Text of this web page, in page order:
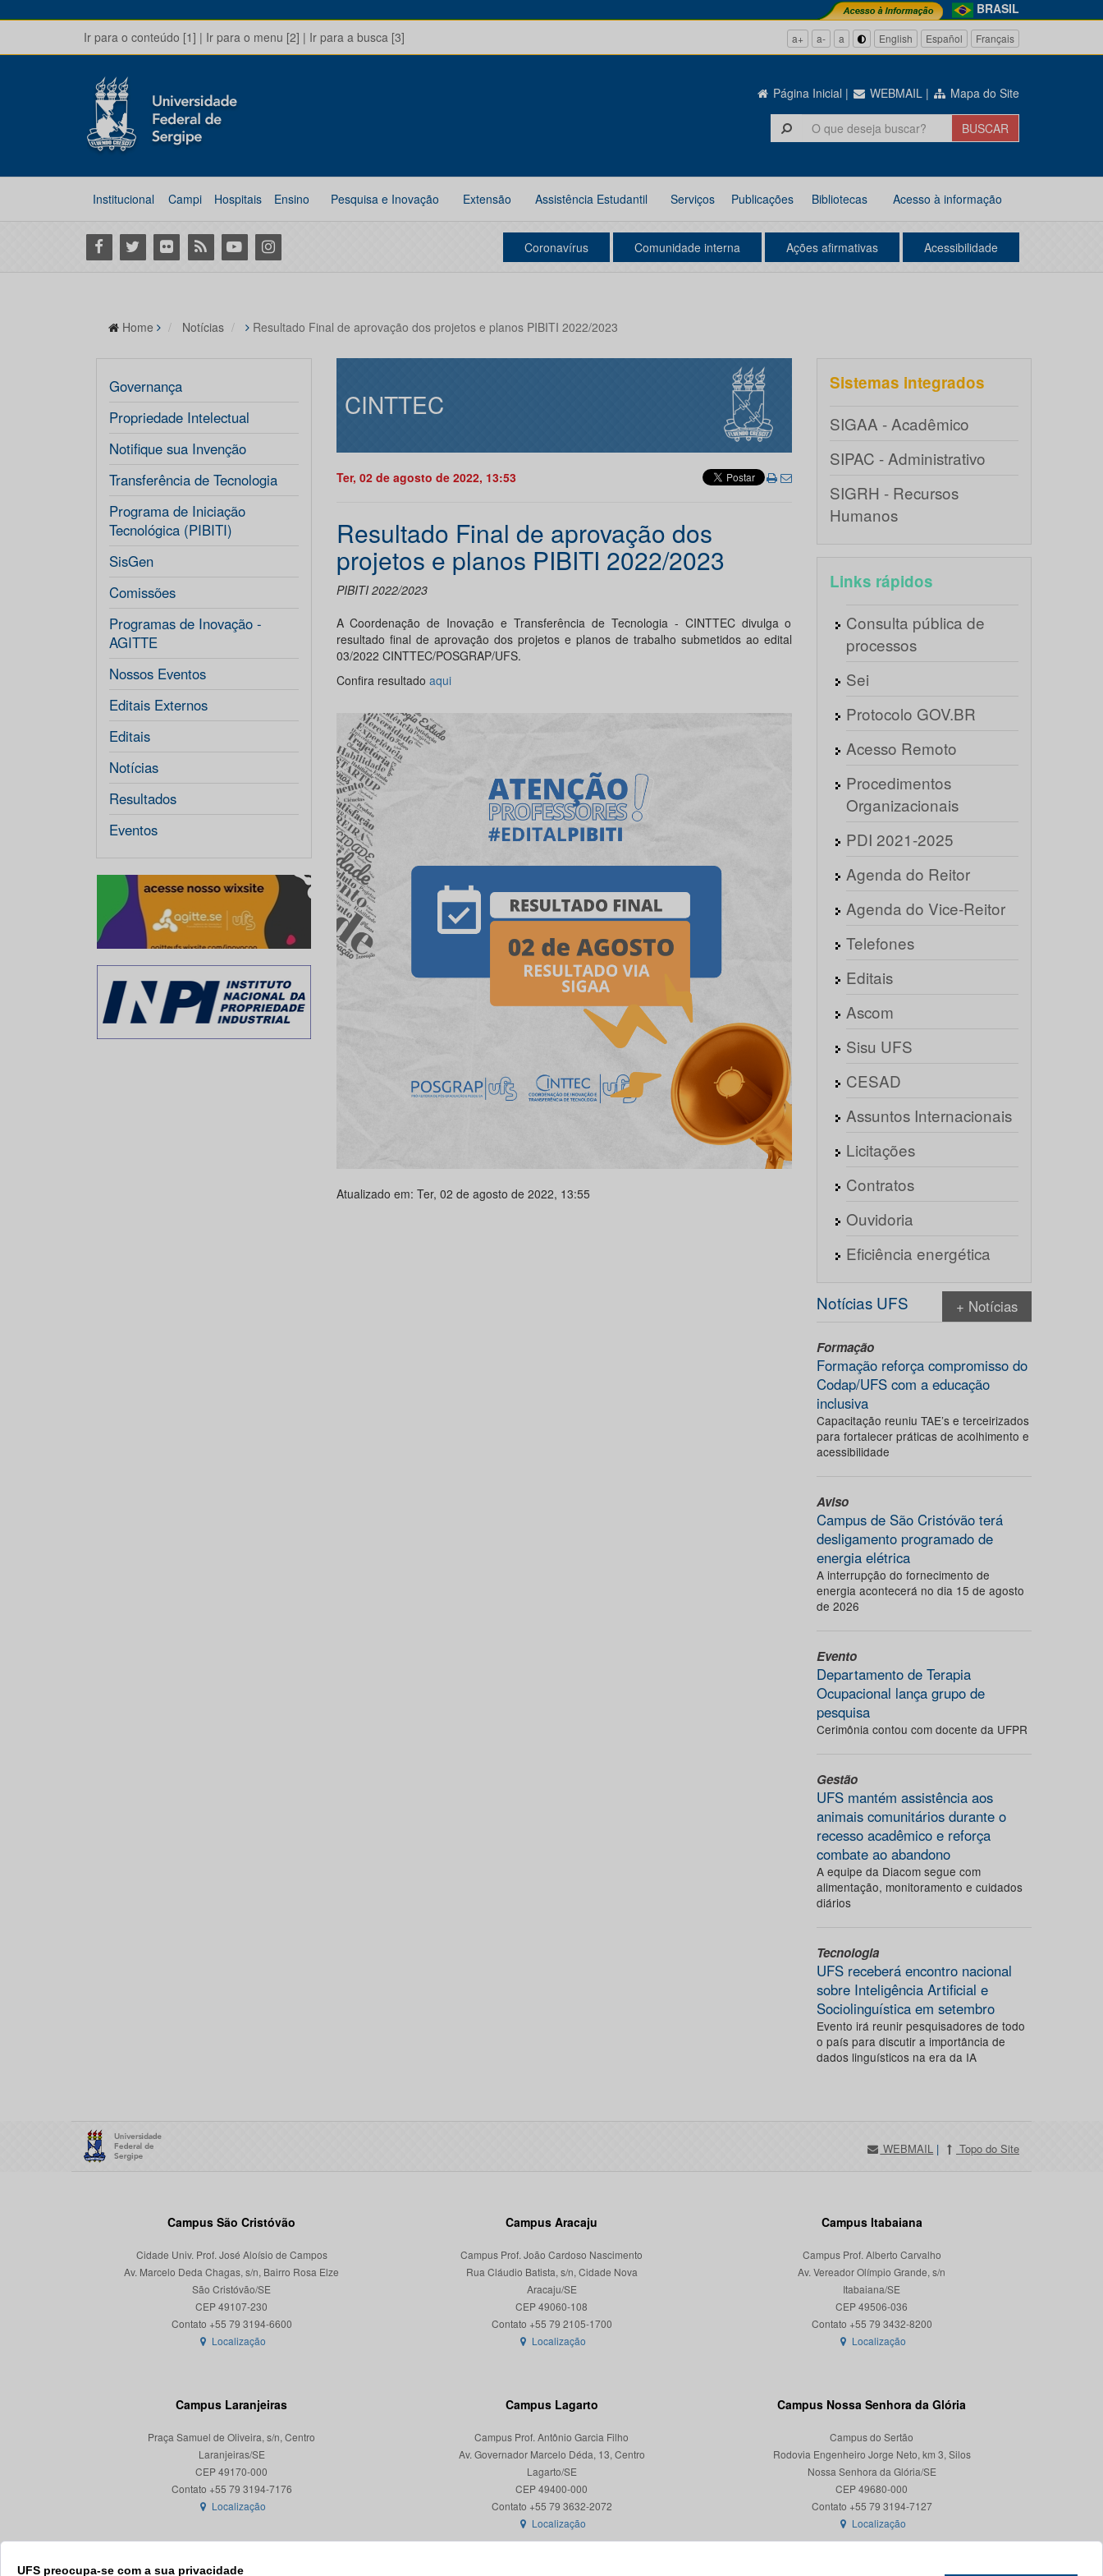
BRASIL
Ir para o conteúdo [1] | Ir para o menu [2] | Ir para a busca [3] a+ a- a English Español Français
Página Inicial | WEBMAIL | Mapa do Site
Institucional Campi Hospitais Ensino Pesquisa e Inovação Extensão Assistência Estudantil Serviços Publicações Bibliotecas Acesso à informação
Facebook
Twitter Flickr RSS YoutubeInstagram Coronavírus Comunidade interna Ações afirmativas Acessibilidade
UFS preocupa-se com a sua privacidade
Home Notícias Resultado Final de aprovação dos projetos e planos PIBITI 2022/2023
Governança
Propriedade Intelectual
Notifique sua Invenção
Transferência de Tecnologia
Programa de Iniciação
Tecnológica (PIBITI)
SisGen
Comissões
Programas de Inovação -
AGITTE
Nossos Eventos
Editais Externos
Editais
Notícias
Resultados
Eventos
CINTTEC
Ter, 02 de agosto de 2022, 13:53
Resultado Final de aprovação dos
projetos e planos PIBITI 2022/2023
PIBITI 2022/2023
A Coordenação de Inovação e Transferência de Tecnologia - CINTTEC divulga o
resultado final de aprovação dos projetos e planos de trabalho submetidos ao edital
03/2022 CINTTEC/POSGRAP/UFS.
Confira resultado aqui
Atualizado em: Ter, 02 de agosto de 2022, 13:55
Sistemas integrados
SIGAA - Acadêmico
SIPAC - Administrativo
SIGRH - Recursos
Humanos
Links rápidos
Consulta pública de
processos
Sei
Protocolo GOV.BR
Acesso Remoto
Procedimentos
Organizacionais
PDI 2021-2025
Agenda do Reitor
Agenda do Vice-Reitor
Telefones
Editais
Ascom
Sisu UFS
CESAD
Assuntos Internacionais
Licitações
Contratos
Ouvidoria
Eficiência energética
Notícias UFS + Notícias
Formação
Formação reforça compromisso do
Codap/UFS com a educação
inclusiva
Capacitação reuniu TAE’s e terceirizados
para fortalecer práticas de acolhimento e
acessibilidade
Aviso
Campus de São Cristóvão terá
desligamento programado de
energia elétrica
A interrupção do fornecimento de
energia acontecerá no dia 15 de agosto
de 2026
Evento
Departamento de Terapia
Ocupacional lança grupo de
pesquisa
Cerimônia contou com docente da UFPR
Gestão
UFS mantém assistência aos
animais comunitários durante o
recesso acadêmico e reforça
combate ao abandono
A equipe da Diacom segue com
alimentação, monitoramento e cuidados
diários
Tecnologia
UFS receberá encontro nacional
sobre Inteligência Artificial e
Sociolinguística em setembro
Evento irá reunir pesquisadores de todo
o país para discutir a importância de
dados linguísticos na era da IA
WEBMAIL | Topo do Site
Campus São Cristóvão
Cidade Univ. Prof. José Aloísio de Campos
Av. Marcelo Deda Chagas, s/n, Bairro Rosa Elze
São Cristóvão/SE
CEP 49107-230
Localização
Campus Aracaju
Campus Prof. João Cardoso Nascimento
Rua Cláudio Batista, s/n, Cidade Nova
Aracaju/SE
CEP 49060-108
Localização
Campus Itabaiana
Campus Prof. Alberto Carvalho
Av. Vereador Olímpio Grande, s/n
Itabaiana/SE
CEP 49506-036
Localização
Campus Laranjeiras
Praça Samuel de Oliveira, s/n, Centro
Laranjeiras/SE
CEP 49170-000
Localização
Campus Lagarto
Campus Prof. Antônio Garcia Filho
Av. Governador Marcelo Déda, 13, Centro
Lagarto/SE
CEP 49400-000
Localização
Campus Nossa Senhora da Glória
Campus do Sertão
Rodovia Engenheiro Jorge Neto, km 3, Silos
Nossa Senhora da Glória/SE
CEP 49680-000
Contato +55 79 3194-7127
Localização